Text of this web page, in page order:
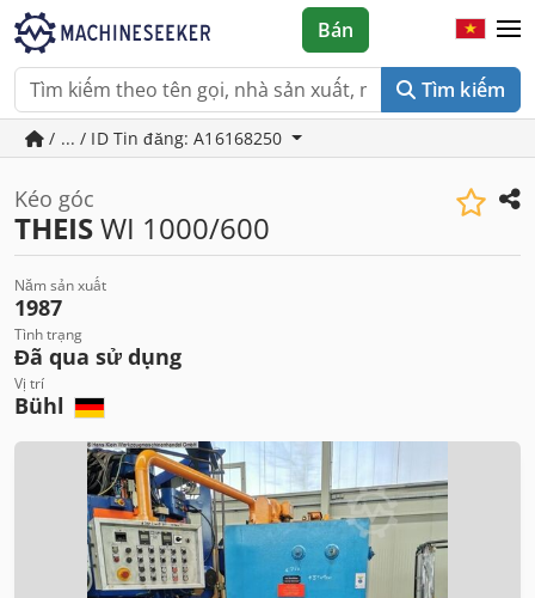
Tìm kiếm
Bán
/ ... / ID Tin đăng: A16168250
Kéo góc
THEISWI 1000/600
Năm sản xuất
1987
Tình trạng
Đã qua sử dụng
Vị trí
Bühl